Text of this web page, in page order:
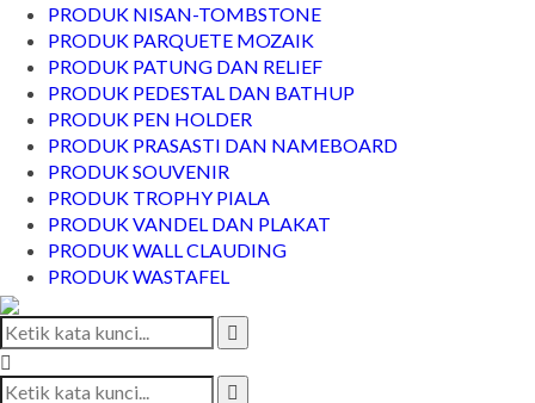
PRODUK NISAN-TOMBSTONE
PRODUK PARQUETE MOZAIK
PRODUK PATUNG DAN RELIEF
PRODUK PEDESTAL DAN BATHUP
PRODUK PEN HOLDER
PRODUK PRASASTI DAN NAMEBOARD
PRODUK SOUVENIR
PRODUK TROPHY PIALA
PRODUK VANDEL DAN PLAKAT
PRODUK WALL CLAUDING
PRODUK WASTAFEL